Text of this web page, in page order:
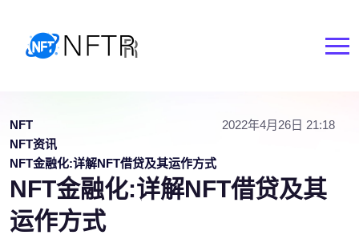
NFT
NFT资讯
NFT金融化:详解NFT借贷及其运作方式
2022年4月26日 21:18
NFT金融化:详解NFT借贷及其
运作方式